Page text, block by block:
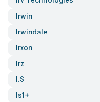
Irwin
Irwindale
Irxon
Irz
I.s
Is1+